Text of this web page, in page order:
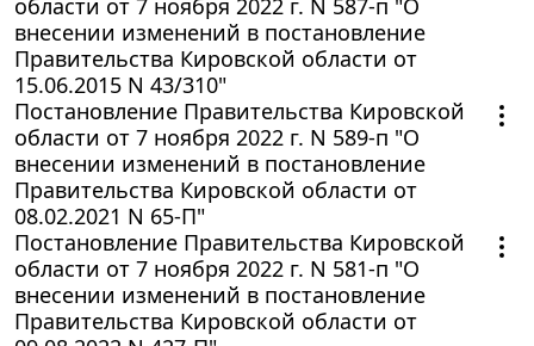
внесении изменений в постановление
Правительства Кировской области от
15.06.2015 N 43/310"
Постановление Правительства Кировской
области от 7 ноября 2022 г. N 589-п "О
внесении изменений в постановление
Правительства Кировской области от
08.02.2021 N 65-П"
Постановление Правительства Кировской
области от 7 ноября 2022 г. N 581-п "О
внесении изменений в постановление
Правительства Кировской области от